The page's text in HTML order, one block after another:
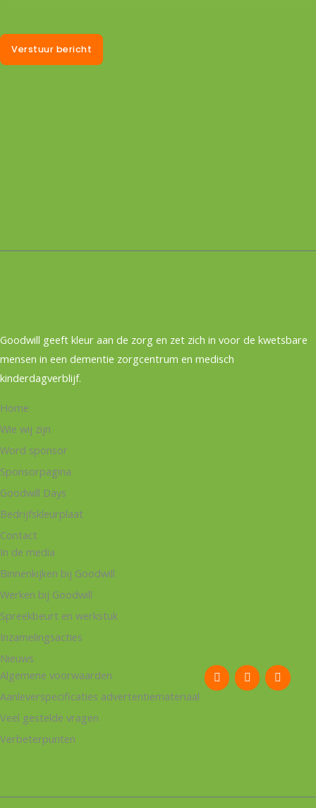
Verstuur bericht
Goodwill geeft kleur aan de zorg en zet zich in voor de kwetsbare
mensen in een dementie zorgcentrum en medisch
kinderdagverblijf.
Home
Wie wij zijn
Word sponsor
Sponsorpagina
Goodwill Days
Bedrijfskleurplaat
Contact
In de media
Binnenkijken bij Goodwill
Werken bij Goodwill
Spreekbeurt en werkstuk
Inzamelingsacties
Nieuws
Algemene voorwaarden
Aanleverspecificaties advertentiemateriaal
Veel gestelde vragen
Verbeterpunten
F
a
c
I
n
s
L
i
n